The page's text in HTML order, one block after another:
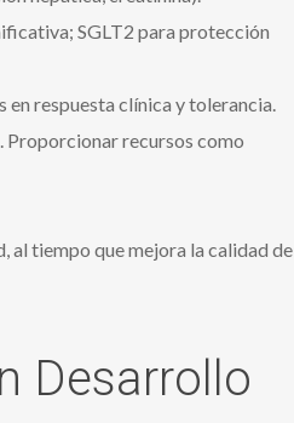
SGLT2 para protección
en respuesta clínica y tolerancia.
Proporcionar recursos como
al tiempo que mejora la calidad de
Desarrollo